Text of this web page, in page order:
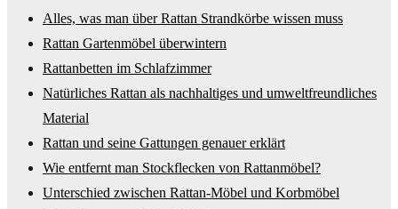
Alles, was man über Rattan Strandkörbe wissen muss
Rattan Gartenmöbel überwintern
Rattanbetten im Schlafzimmer
Natürliches Rattan als nachhaltiges und umweltfreundliches
Material
Rattan und seine Gattungen genauer erklärt
Wie entfernt man Stockflecken von Rattanmöbel?
Unterschied zwischen Rattan-Möbel und Korbmöbel